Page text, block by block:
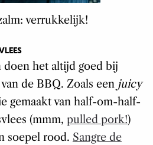
verrukkelijk!
doen het altijd goed bij
de BBQ. Zoals een juicy
gemaakt van half-om-half-
(mmm, pulled pork!)
soepel rood. Sangre de